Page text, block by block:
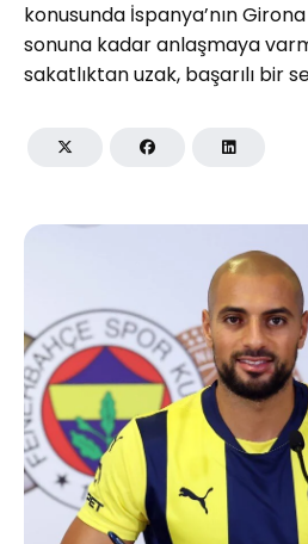
konusunda İspanya’nın
sonuna kadar anlaşmaya
sakatlıktan uzak, başarılı bir